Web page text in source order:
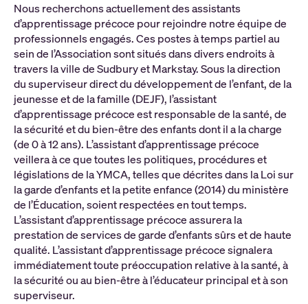
Nous recherchons actuellement des assistants
d’apprentissage précoce pour rejoindre notre équipe de
professionnels engagés. Ces postes à temps partiel au
sein de l’Association sont situés dans divers endroits à
travers la ville de Sudbury et Markstay. Sous la direction
du superviseur direct du développement de l’enfant, de la
jeunesse et de la famille (DEJF), l’assistant
d’apprentissage précoce est responsable de la santé, de
la sécurité et du bien-être des enfants dont il a la charge
(de 0 à 12 ans). L’assistant d’apprentissage précoce
veillera à ce que toutes les politiques, procédures et
législations de la YMCA, telles que décrites dans la Loi sur
la garde d’enfants et la petite enfance (2014) du ministère
de l’Éducation, soient respectées en tout temps.
L’assistant d’apprentissage précoce assurera la
prestation de services de garde d’enfants sûrs et de haute
qualité. L’assistant d’apprentissage précoce signalera
immédiatement toute préoccupation relative à la santé, à
la sécurité ou au bien-être à l’éducateur principal et à son
superviseur.